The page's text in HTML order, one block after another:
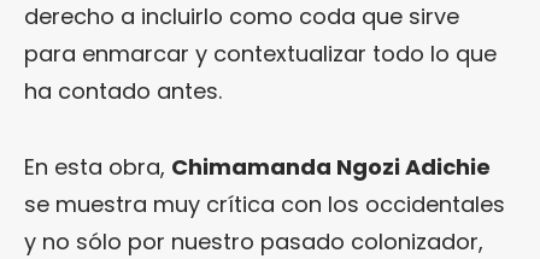
derecho a incluirlo como coda que sirve
para enmarcar y contextualizar todo lo que
ha contado antes.
En esta obra, Chimamanda Ngozi Adichie
se muestra muy crítica con los occidentales
y no sólo por nuestro pasado colonizador,